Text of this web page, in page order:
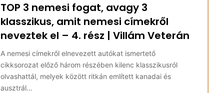
TOP 3 nemesi fogat, avagy 3
klasszikus, amit nemesi címekről
neveztek el – 4. rész | Villám Veterán
A nemesi címekről elnevezett autókat ismertető
cikksorozat előző három részében kilenc klasszikusról
olvashattál, melyek között ritkán említett kanadai és
ausztrál…